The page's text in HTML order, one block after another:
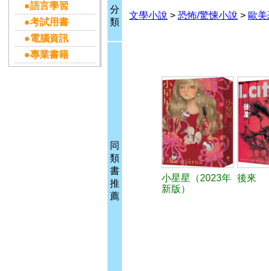
●語言學習
●考試用書
●電腦資訊
●專業書籍
分
類
文學小說 > 恐怖/驚悚小說 > 歐
同
類
書
推
薦
小星星（2023年
新版）
後來